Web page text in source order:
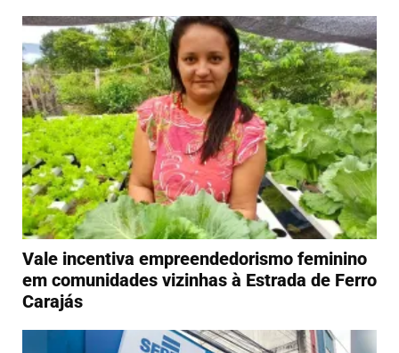
Vale incentiva empreendedorismo feminino
em comunidades vizinhas à Estrada de Ferro
Carajás